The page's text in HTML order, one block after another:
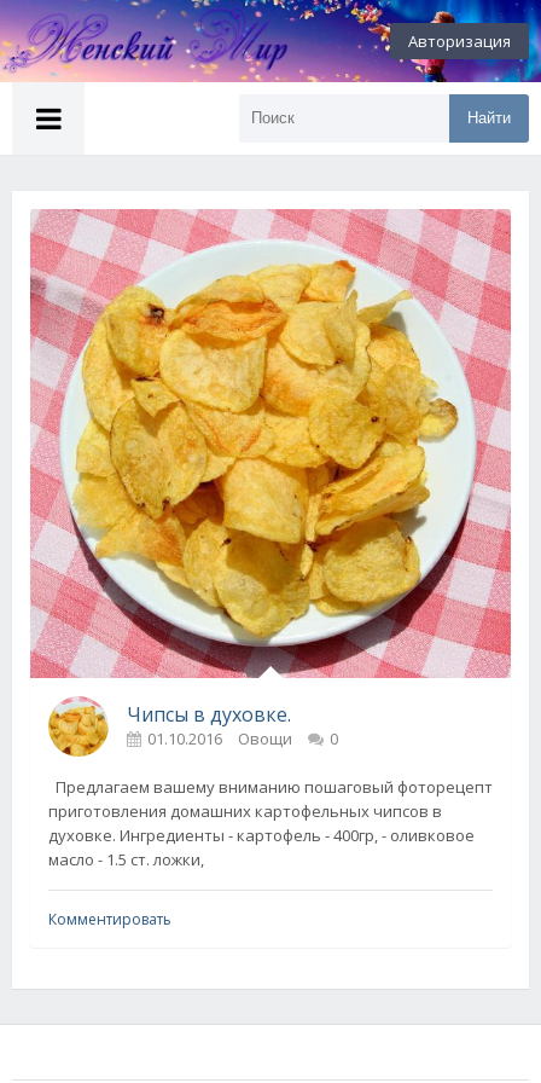
Авторизация
Найти
Чипсы в духовке.
01.10.2016 Овощи 0
Предлагаем вашему вниманию пошаговый фоторецепт
приготовления домашних картофельных чипсов в
духовке. Ингредиенты - картофель - 400гр, - оливковое
масло - 1.5 ст. ложки,
Комментировать